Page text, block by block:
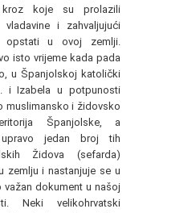
kroz koje su prolazili
i zahvaljujući
opstati u ovoj zemlji.
isto vrijeme kada pada
u Španjolskoj katolički
i Izabela u potpunosti
muslimansko i židovsko
Španjolske, a
jedan broj tih
Židova (sefarda)
zemlju i nastanjuje se u
važan dokument u našoj
Neki velikohrvatski